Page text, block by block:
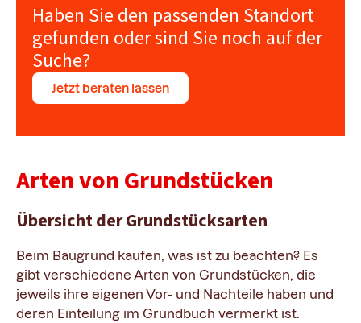
Haben Sie den passenden Standort
gefunden oder sind Sie noch auf der
Suche?
Jetzt beraten lassen
Arten von Grundstücken
Übersicht der Grundstücksarten
Beim Baugrund kaufen, was ist zu beachten? Es
gibt verschiedene Arten von Grundstücken, die
jeweils ihre eigenen Vor- und Nachteile haben und
deren Einteilung im Grundbuch vermerkt ist.